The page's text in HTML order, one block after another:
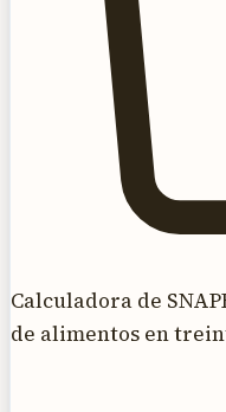
Calculadora de SNAP
de alimentos en